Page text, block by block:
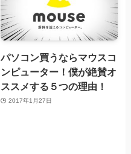
パソコン買うならマウスコ
ンピューター！僕が絶賛オ
ススメする５つの理由！
2017年1月27日